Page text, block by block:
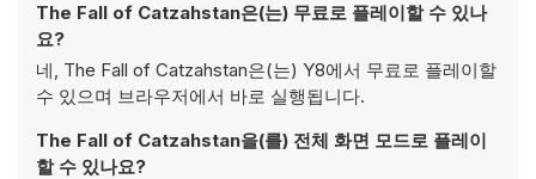
The Fall of Catzahstan은(는) 무료로 플레이할 수 있나
요?
네, The Fall of Catzahstan은(는) Y8에서 무료로 플레이할
수 있으며 브라우저에서 바로 실행됩니다.
The Fall of Catzahstan을(를) 전체 화면 모드로 플레이
할 수 있나요?